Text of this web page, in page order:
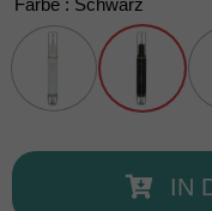
Farbe : Schwarz
IN